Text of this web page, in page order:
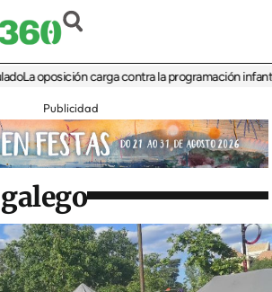
oposición carga contra la programación infantil de la
Publicidad